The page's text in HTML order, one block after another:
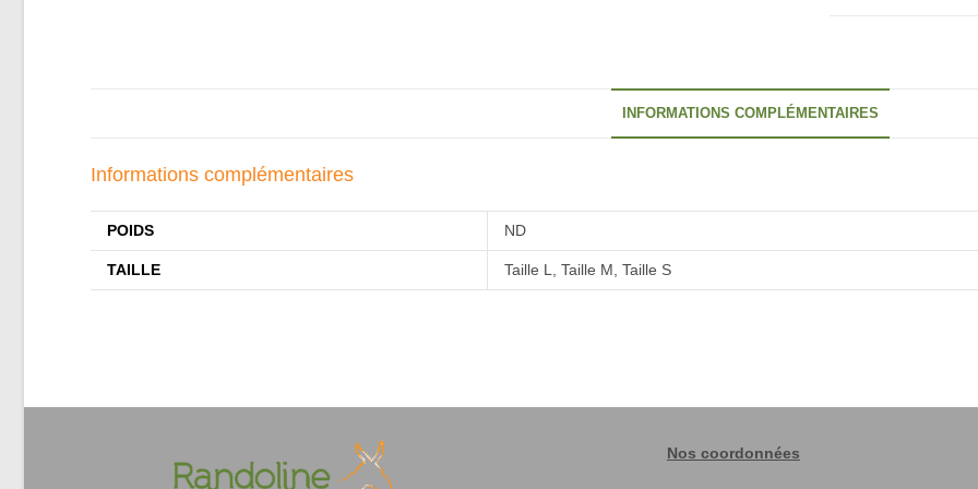
INFORMATIONS COMPLÉMENTAIRES
Informations complémentaires
POIDS ND
TAILLE Taille L, Taille M, Taille S
Nos coordonnées